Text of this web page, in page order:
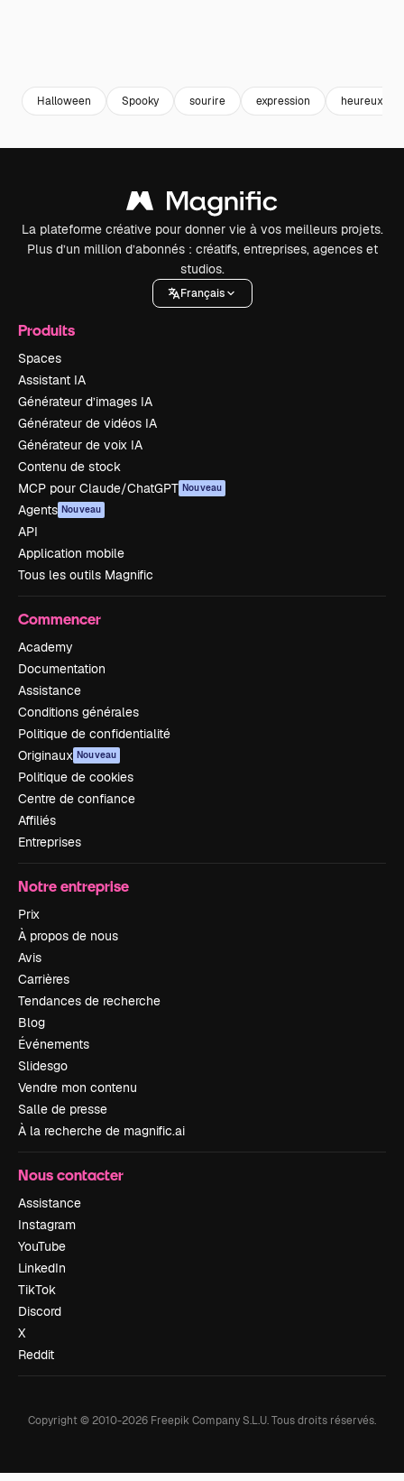
Halloween Spooky sourire expression heureux
La plateforme créative pour donner vie à vos meilleurs projets.
Plus d’un million d’abonnés : créatifs, entreprises, agences et
studios.
Français
Produits
Spaces
Assistant IA
Générateur d’images IA
Générateur de vidéos IA
Générateur de voix IA
Contenu de stock
MCP pour Claude/ChatGPT Nouveau
Agents Nouveau
API
Application mobile
Tous les outils Magnific
Commencer
Academy
Documentation
Assistance
Conditions générales
Politique de confidentialité
Originaux Nouveau
Politique de cookies
Centre de confiance
Affiliés
Entreprises
Notre entreprise
Prix
À propos de nous
Avis
Carrières
Tendances de recherche
Blog
Événements
Slidesgo
Vendre mon contenu
Salle de presse
À la recherche de magnific.ai
Nous contacter
Assistance
Instagram
YouTube
LinkedIn
TikTok
Discord
X
Reddit
Copyright © 2010-2026 Freepik Company S.L.U.Tous droits réservés.